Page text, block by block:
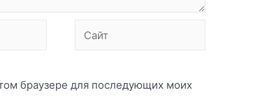
Сайт
браузере для последующих моих